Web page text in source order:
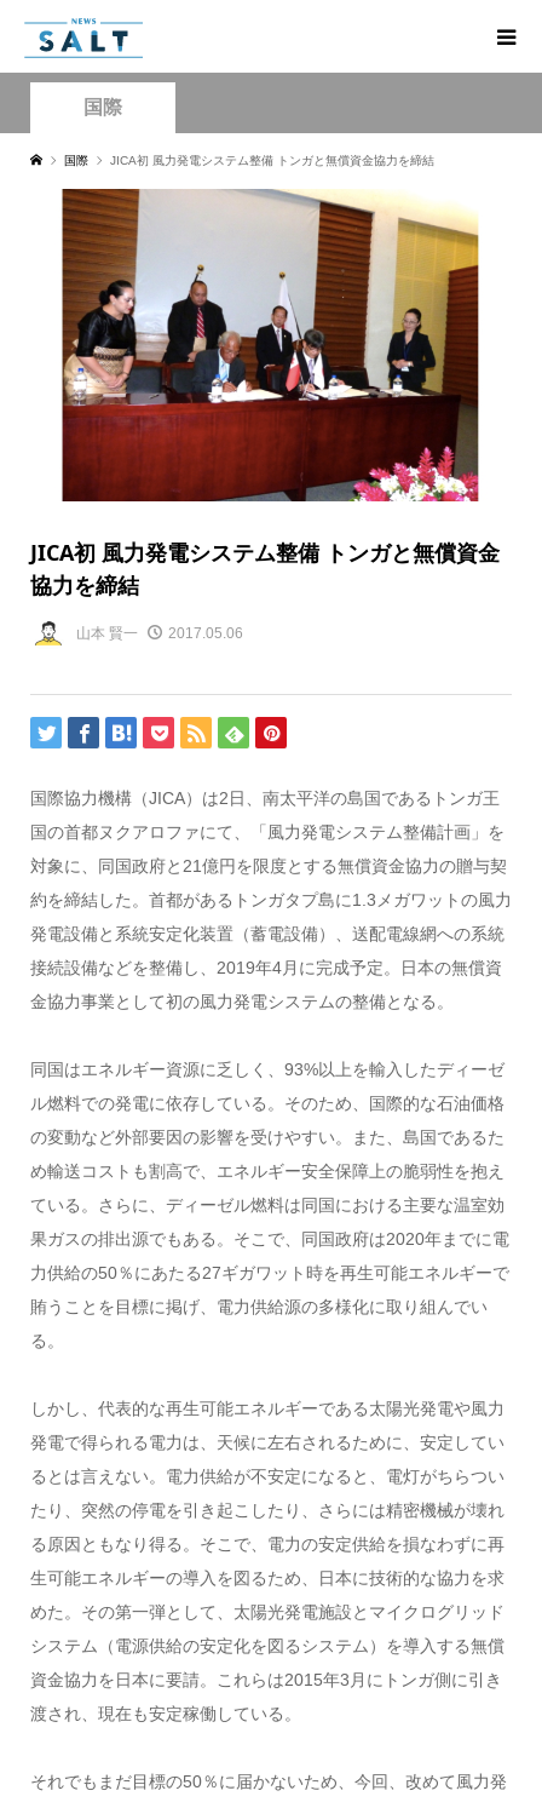
国際
国際 JICA初 風力発電システム整備 トンガと無償資金協力を締結
JICA初 風力発電システム整備 トンガと無償資金
協力を締結
山本 賢一 2017.05.06
国際協力機構（JICA）は2日、南太平洋の島国であるトンガ王
国の首都ヌクアロファにて、「風力発電システム整備計画」を
対象に、同国政府と21億円を限度とする無償資金協力の贈与契
約を締結した。首都があるトンガタプ島に1.3メガワットの風力
発電設備と系統安定化装置（蓄電設備）、送配電線網への系統
接続設備などを整備し、2019年4月に完成予定。日本の無償資
金協力事業として初の風力発電システムの整備となる。
同国はエネルギー資源に乏しく、93%以上を輸入したディーゼ
ル燃料での発電に依存している。そのため、国際的な石油価格
の変動など外部要因の影響を受けやすい。また、島国であるた
め輸送コストも割高で、エネルギー安全保障上の脆弱性を抱え
ている。さらに、ディーゼル燃料は同国における主要な温室効
果ガスの排出源でもある。そこで、同国政府は2020年までに電
力供給の50％にあたる27ギガワット時を再生可能エネルギーで
賄うことを目標に掲げ、電力供給源の多様化に取り組んでい
る。
しかし、代表的な再生可能エネルギーである太陽光発電や風力
発電で得られる電力は、天候に左右されるために、安定してい
るとは言えない。電力供給が不安定になると、電灯がちらつい
たり、突然の停電を引き起こしたり、さらには精密機械が壊れ
る原因ともなり得る。そこで、電力の安定供給を損なわずに再
生可能エネルギーの導入を図るため、日本に技術的な協力を求
めた。その第一弾として、太陽光発電施設とマイクログリッド
システム（電源供給の安定化を図るシステム）を導入する無償
資金協力を日本に要請。これらは2015年3月にトンガ側に引き
渡され、現在も安定稼働している。
それでもまだ目標の50％に届かないため、今回、改めて風力発